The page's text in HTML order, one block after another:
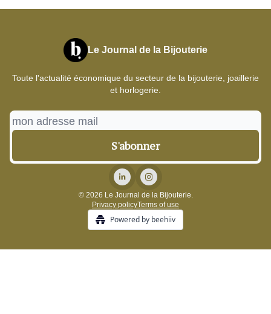
Le Journal de la Bijouterie
Toute l'actualité économique du secteur de la bijouterie, joaillerie
et horlogerie.
© 2026 Le Journal de la Bijouterie.
Privacy policyTerms of use
Powered by beehiiv